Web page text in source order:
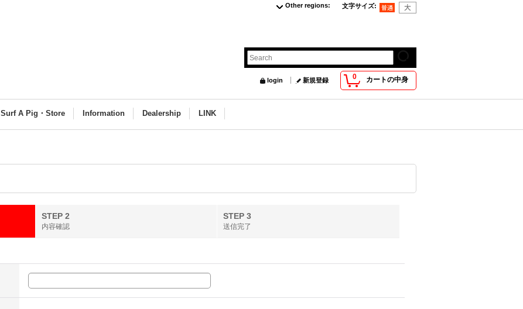
文字サイズ:
Other regions:
0 カートの中身
login 新規登録
Surf A Pig・Store Information Dealership LINK
STEP 2
内容確認
STEP 3
送信完了